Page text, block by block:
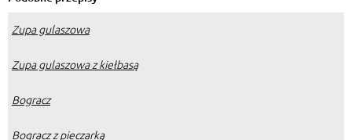
Zupa gulaszowa
Zupa gulaszowa z kiełbasą
Bogracz
Bogracz z pieczarką